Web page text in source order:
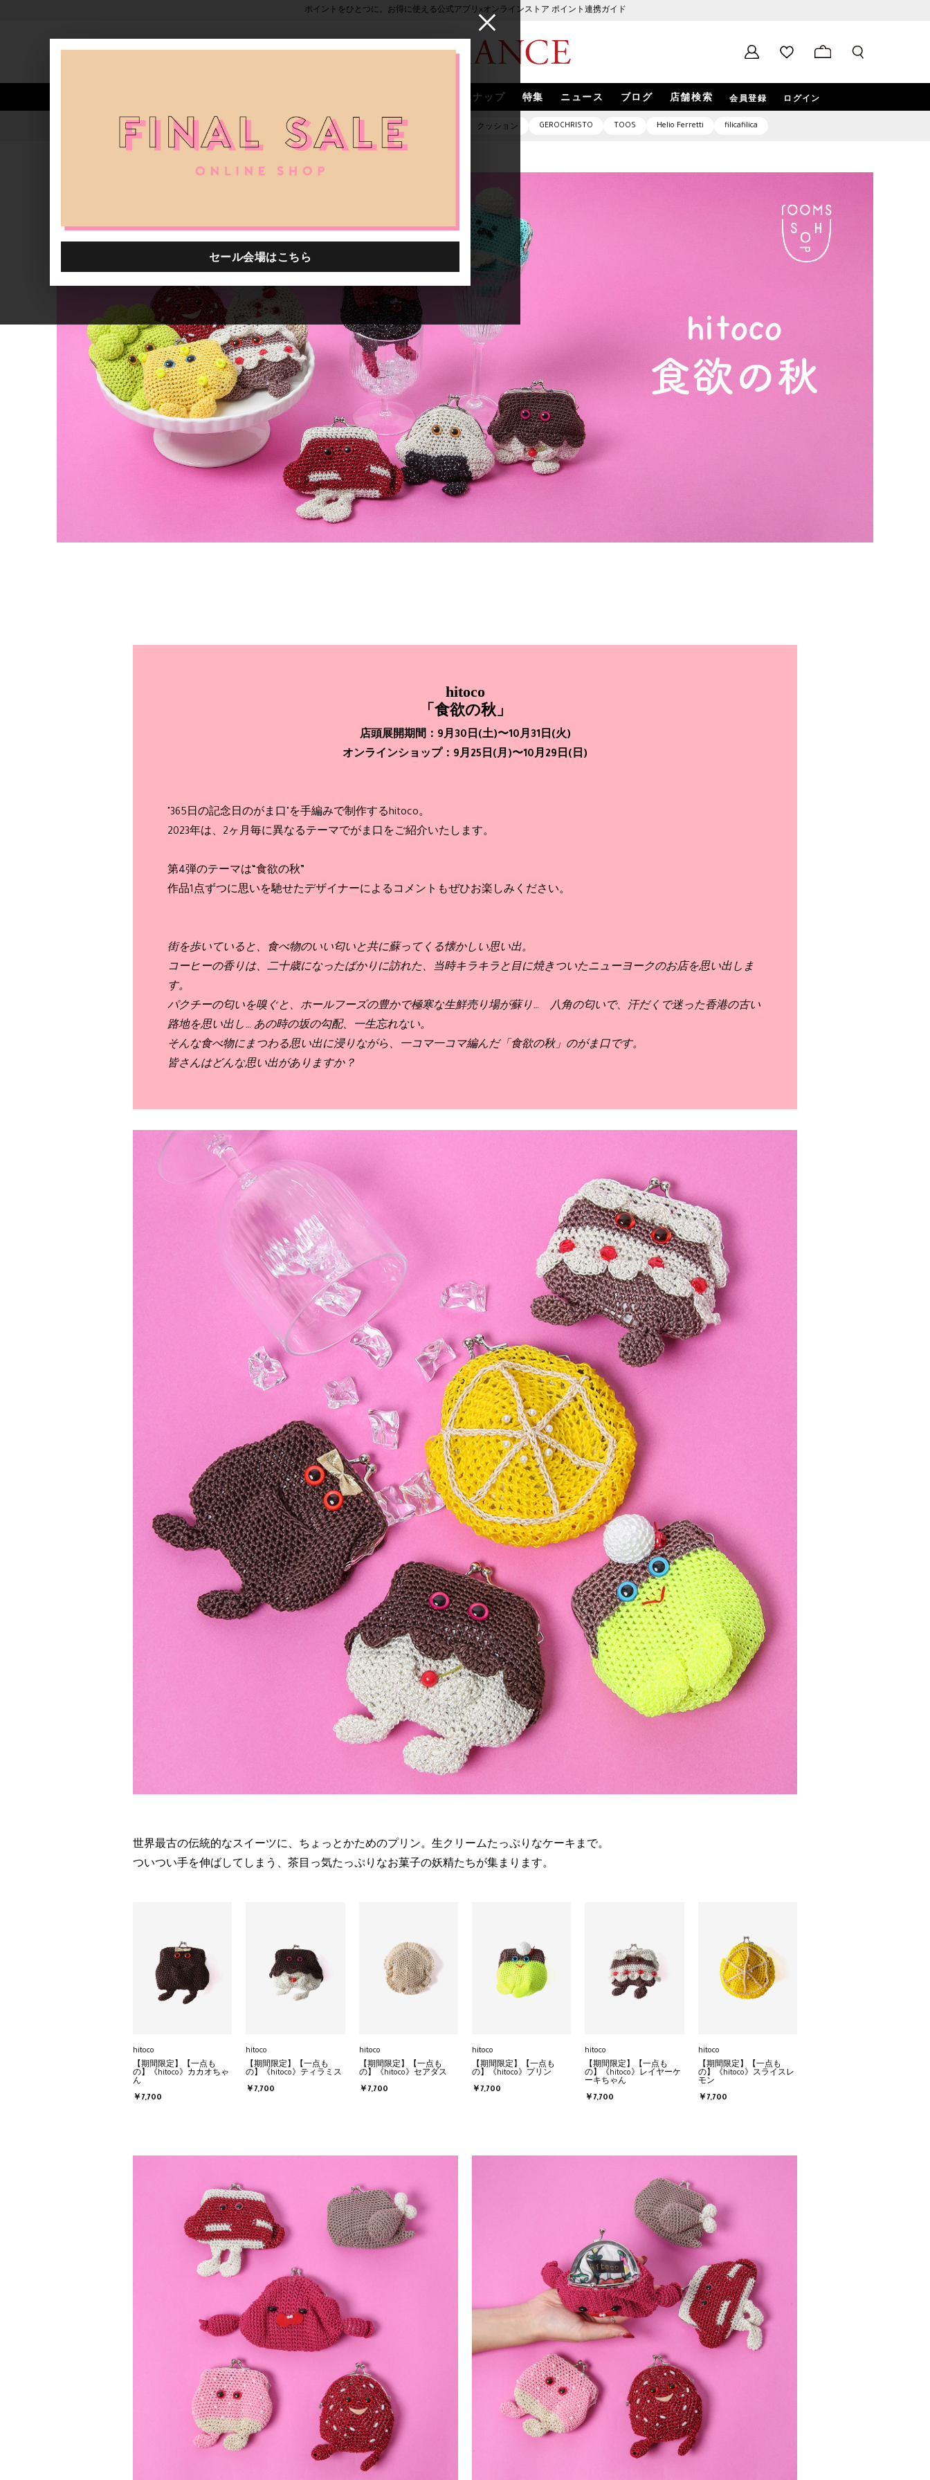
ポイントをひとつに。お得に使える公式アプリ×オンラインストア ポイント連携ガイド
スナップ 特集 ニュース ブログ 店舗検索 会員登録 ログイン
人気ワード セール 40th限定 ピアス バッグ クッション GEROCHRISTO TOOS Helio Ferretti filicafilica
hitoco
「食欲の秋」
店頭展開期間：9月30日(土)〜10月31日(火)
オンラインショップ：9月25日(月)〜10月29日(日)
"365日の記念日のがま口"を手編みで制作するhitoco。
2023年は、2ヶ月毎に異なるテーマでがま口をご紹介いたします。
第4弾のテーマは“食欲の秋”
作品1点ずつに思いを馳せたデザイナーによるコメントもぜひお楽しみください。
街を歩いていると、
食べ物のいい匂いと共に蘇ってくる懐かしい思い出。
コーヒーの香りは、二十歳になったばかりに訪れた、 当時キラキラと目に焼きついたニューヨークのお店を思い出しま
す 。
パクチーの匂いを嗅ぐと、 ホールフーズの豊かで極寒な生鮮売り場が蘇り… 八角の匂いで、汗だくで迷った香港の古い
路地を思い出し… あの時の坂の勾配、一生忘れない。
そんな食べ物にまつわる思い出に浸りながら、
一コマ一コマ編んだ「食欲の秋」のがま口です。
皆さんはどんな思い出がありますか？
世界最古の伝統的なスイーツに、ちょっとかためのプリン。生クリームたっぷりなケーキまで。
ついつい手を伸ばしてしまう、茶目っ気たっぷりなお菓子の妖精たちが集まります。
hitoco
【期間限定】【一点も
の】《hitoco》カカオちゃ
ん
￥7,700
hitoco
【期間限定】【一点も
の】《hitoco》ティラミス
￥7,700
hitoco
【期間限定】【一点も
の】《hitoco》セアダス
￥7,700
hitoco
【期間限定】【一点も
の】《hitoco》プリン
￥7,700
hitoco
【期間限定】【一点も
の】《hitoco》レイヤーケ
ーキちゃん
￥7,700
hitoco
【期間限定】【一点も
の】《hitoco》スライスレ
モン
￥7,700